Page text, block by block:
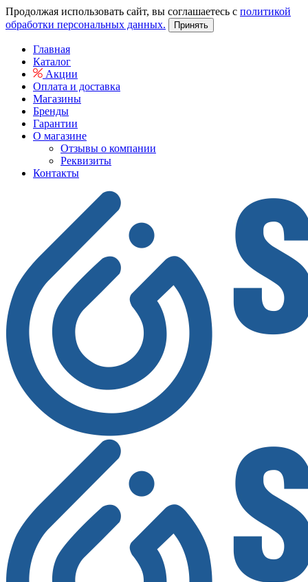
Продолжая использовать сайт, вы соглашаетесь с политикой
обработки персональных данных.
Принять
Главная
Каталог
Акции
Оплата и доставка
Магазины
Бренды
Гарантии
О магазине
Отзывы о компании
Реквизиты
Контакты